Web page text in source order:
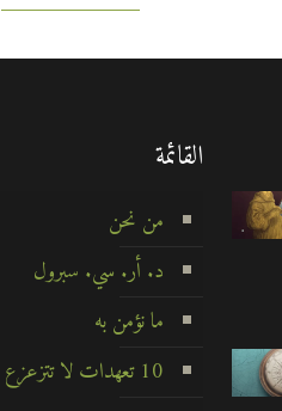
القائمة
من نحن
د. أر. سي. سبرول
ما نؤمن به
10 تعهدات لا تتزعزع